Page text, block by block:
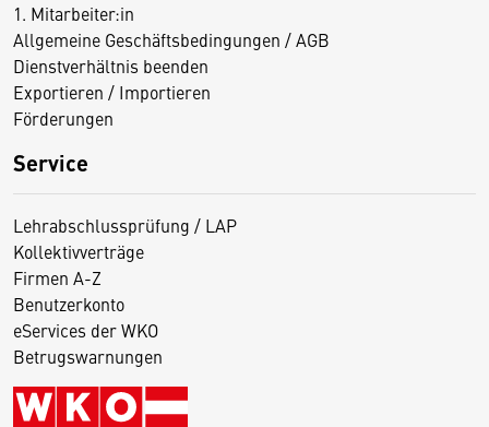
1. Mitarbeiter:in
Allgemeine Geschäftsbedingungen / AGB
Dienstverhältnis beenden
Exportieren / Importieren
Förderungen
Service
Lehrabschlussprüfung / LAP
Kollektivverträge
Firmen A-Z
Benutzerkonto
eServices der WKO
Betrugswarnungen